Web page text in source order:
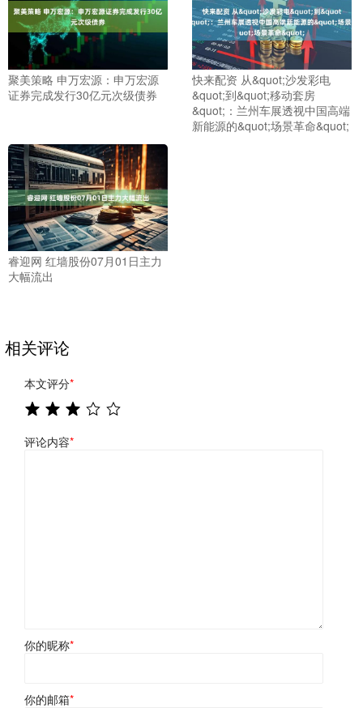
聚美策略 申万宏源：申万宏源
证券完成发行30亿元次级债券
快来配资 从&quot;沙发彩电
&quot;到&quot;移动套房
&quot;：兰州车展透视中国高端
新能源的&quot;场景革命&quot;
睿迎网 红墙股份07月01日主力
大幅流出
相关评论
本文评分*
评论内容*
你的昵称*
你的邮箱*